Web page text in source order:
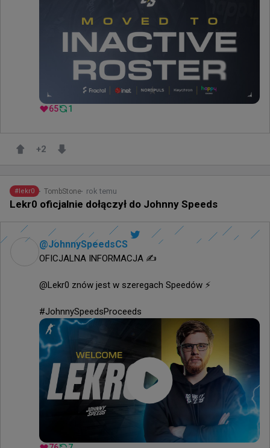
65 1
+2
#lekr0 TombStone rok temu
Lekr0 oficjalnie dołączył do Johnny Speeds
@JohnnySpeedsCS
OFICJALNA INFORMACJA ✍️
@Lekr0 znów jest w szeregach Speedów ⚡️
#JohnnySpeedsProceeds